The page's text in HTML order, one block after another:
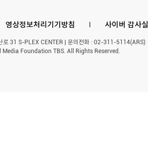
영상정보처리기기방침 사이버 감사실
로 31 S-PLEX CENTER | 문의전화 : 02-311-5114(ARS)
Foundation TBS. All Rights Reserved.